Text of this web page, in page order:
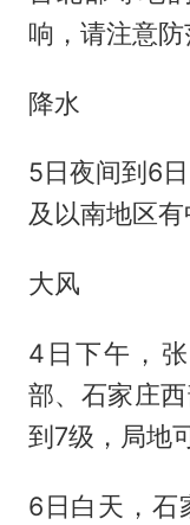
响，请注意防
降水
5日夜间到6
及以南地区有
大风
4日下午，
部、石家庄
到7级，局地
6日白天，石